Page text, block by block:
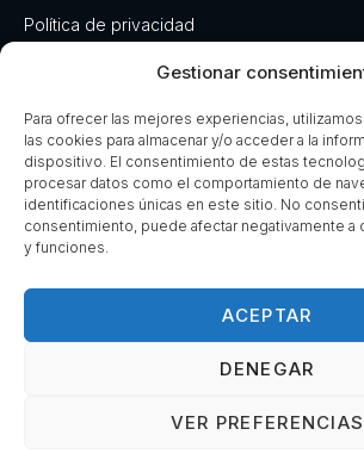
Gestionar
Para ofrecer las mejores experiencias,
las cookies para almacenar y/o acceder a la
dispositivo. El consentimiento de estas
procesar datos como el comportamiento de
identificaciones únicas en este sitio. No
consentimiento, puede afectar negativamente a
y funciones.
ACEPTAR
DENEGAR
VER PREFERENCIAS
Política de privacidad
Política de cookies
Horario
Abierto 24 horas
CONTACTO